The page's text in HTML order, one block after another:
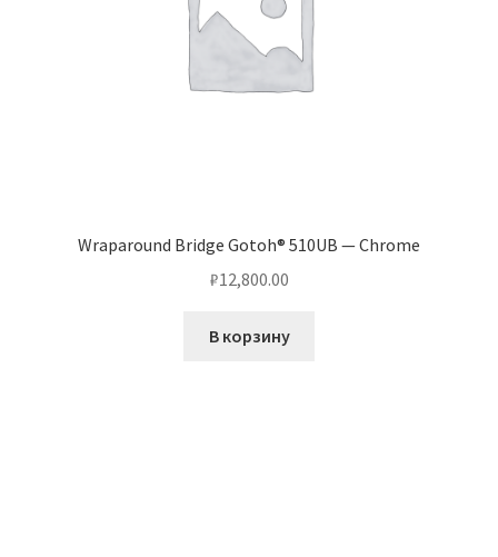
Wraparound Bridge Gotoh® 510UB — Chrome
₽12,800.00
В корзину